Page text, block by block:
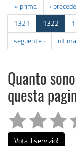
« prima ‹
1321
1322
seguente ›
Quanto
questa
Vota il servizio!